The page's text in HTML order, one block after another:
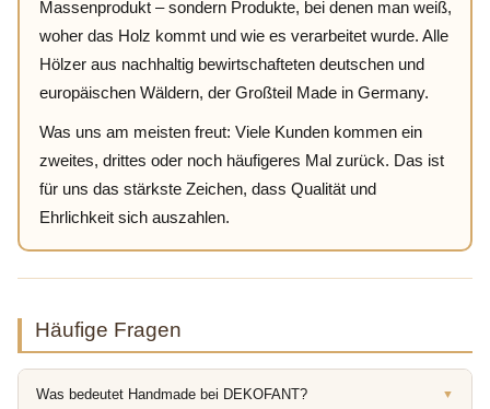
Massenprodukt – sondern Produkte, bei denen man weiß,
woher das Holz kommt und wie es verarbeitet wurde. Alle
Hölzer aus nachhaltig bewirtschafteten deutschen und
europäischen Wäldern, der Großteil Made in Germany.
Was uns am meisten freut: Viele Kunden kommen ein
zweites, drittes oder noch häufigeres Mal zurück. Das ist
für uns das stärkste Zeichen, dass Qualität und
Ehrlichkeit sich auszahlen.
Häufige Fragen
Was bedeutet Handmade bei DEKOFANT? ▼